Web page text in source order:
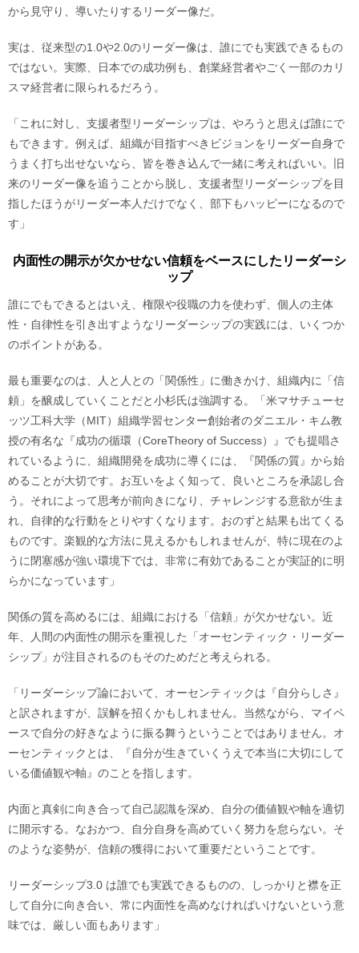
から見守り、導いたりするリーダー像だ。
実は、従来型の1.0や2.0のリーダー像は、誰にでも実践できるもの
ではない。実際、日本での成功例も、創業経営者やごく一部のカリ
スマ経営者に限られるだろう。
「これに対し、支援者型リーダーシップは、やろうと思えば誰にで
もできます。例えば、組織が目指すべきビジョンをリーダー自身で
うまく打ち出せないなら、皆を巻き込んで一緒に考えればいい。旧
来のリーダー像を追うことから脱し、支援者型リーダーシップを目
指したほうがリーダー本人だけでなく、部下もハッピーになるので
す」
内面性の開示が欠かせない信頼をベースにしたリーダーシ
ップ
誰にでもできるとはいえ、権限や役職の力を使わず、個人の主体
性・自律性を引き出すようなリーダーシップの実践には、いくつか
のポイントがある。
最も重要なのは、人と人との「関係性」に働きかけ、組織内に「信
頼」を醸成していくことだと小杉氏は強調する。「米マサチューセ
ッツ工科大学（MIT）組織学習センター創始者のダニエル・キム教
授の有名な『成功の循環（CoreTheory of Success）』でも提唱さ
れているように、組織開発を成功に導くには、『関係の質』から始
めることが大切です。お互いをよく知って、良いところを承認し合
う。それによって思考が前向きになり、チャレンジする意欲が生ま
れ、自律的な行動をとりやすくなります。おのずと結果も出てくる
ものです。楽観的な方法に見えるかもしれませんが、特に現在のよ
うに閉塞感が強い環境下では、非常に有効であることが実証的に明
らかになっています」
関係の質を高めるには、組織における「信頼」が欠かせない。近
年、人間の内面性の開示を重視した「オーセンティック・リーダー
シップ」が注目されるのもそのためだと考えられる。
「リーダーシップ論において、オーセンティックは『自分らしさ』
と訳されますが、誤解を招くかもしれません。当然ながら、マイペ
ースで自分の好きなように振る舞うということではありません。オ
ーセンティックとは、『自分が生きていくうえで本当に大切にして
いる価値観や軸』のことを指します。
内面と真剣に向き合って自己認識を深め、自分の価値観や軸を適切
に開示する。なおかつ、自分自身を高めていく努力を怠らない。そ
のような姿勢が、信頼の獲得において重要だということです。
リーダーシップ3.0 は誰でも実践できるものの、しっかりと襟を正
して自分に向き合い、常に内面性を高めなければいけないという意
味では、厳しい面もあります」